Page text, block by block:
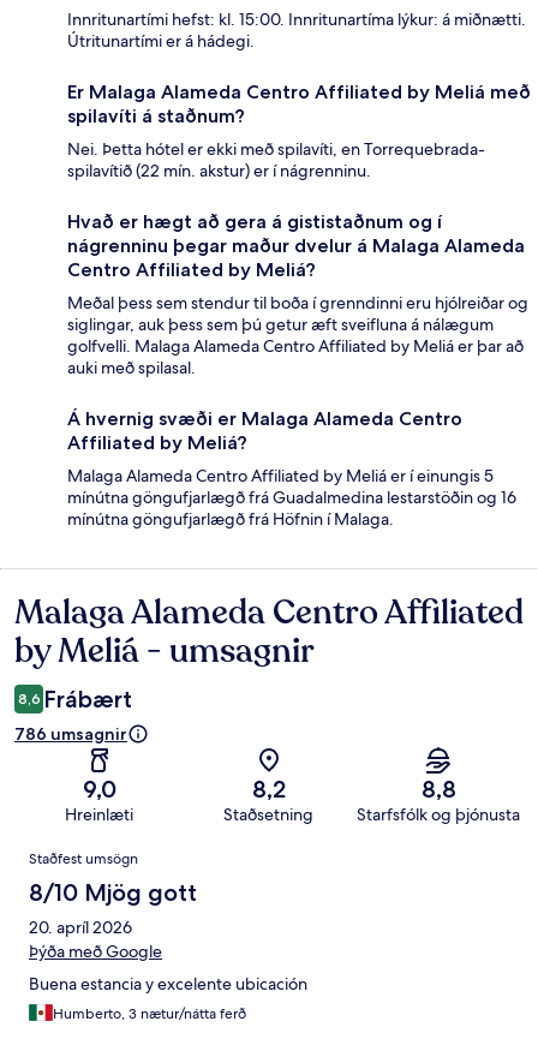
Innritunartími hefst: kl. 15:00. Innritunartíma lýkur: á miðnætti.
Útritunartími er á hádegi.
Er Malaga Alameda Centro Affiliated by Meliá með
spilavíti á staðnum?
Nei. Þetta hótel er ekki með spilavíti, en Torrequebrada-
spilavítið (22 mín. akstur) er í nágrenninu.
Hvað er hægt að gera á gististaðnum og í
nágrenninu þegar maður dvelur á Malaga Alameda
Centro Affiliated by Meliá?
Meðal þess sem stendur til boða í grenndinni eru hjólreiðar og
siglingar, auk þess sem þú getur æft sveifluna á nálægum
golfvelli. Malaga Alameda Centro Affiliated by Meliá er þar að
auki með spilasal.
Á hvernig svæði er Malaga Alameda Centro
Affiliated by Meliá?
Malaga Alameda Centro Affiliated by Meliá er í einungis 5
mínútna göngufjarlægð frá Guadalmedina lestarstöðin og 16
mínútna göngufjarlægð frá Höfnin í Malaga.
Umsagnir
Malaga Alameda Centro Affiliated
by Meliá - umsagnir
8,6 Frábært
786 umsagnir
9,0
Hreinlæti
8,2
Staðsetning
8,8
Starfsfólk og þjónusta
Umsagnir
Staðfest umsögn
8/10 Mjög gott
20. apríl 2026
Þýða með Google
Buena estancia y excelente ubicación
Humberto, 3 nætur/nátta ferð